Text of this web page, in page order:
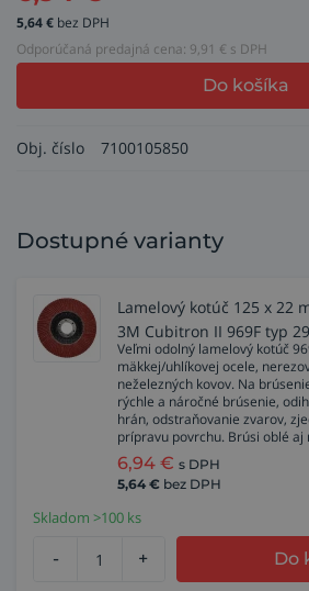
5,64€ bez DPH
Odporúčaná predajná cena: 9,91 € s DPH
Do košíka
Obj. číslo 7100105850
Dostupné varianty
Lamelový kotúč 125 x 22
3M Cubitron II 969F typ 29
Veľmi odolný lamelový kotúč
mäkkej/uhlíkovej ocele,
neželezných kovov. Na
rýchle a náročné brúsenie,
hrán, odstraňovanie zvarov,
prípravu povrchu. Brúsi oblé aj
6,94 € s DPH
5,64 € bez DPH
Skladom >100 ks
- + Do